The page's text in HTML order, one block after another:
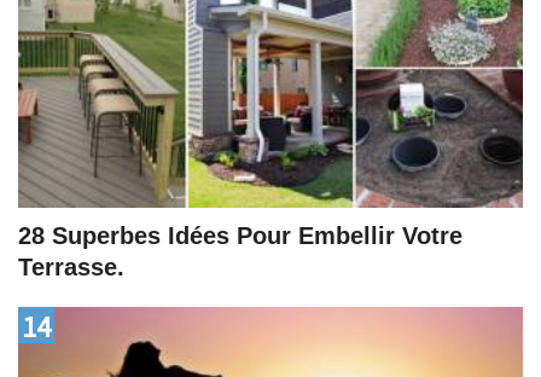
28 Superbes Idées Pour Embellir Votre
Terrasse.
14